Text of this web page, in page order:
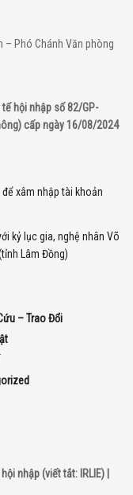
– Phó Chánh Văn phòng
hội nhập số 82/GP-
cấp ngày 16/08/2024
xâm nhập tài khoản
kỷ lục gia, nghệ nhân Võ
Lâm Đồng)
– Trao Đổi
nhập (viết tắt: IRLIE) |